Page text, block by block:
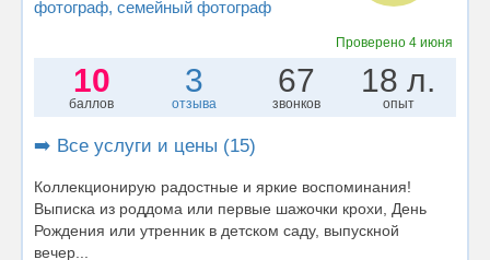
фотограф, семейный фотограф
Проверено 4 июня
10
баллов
3
отзыва
67
звонков
18 л.
опыт
➡️ Все услуги и цены (15)
Коллекционирую радостные и яркие воспоминания!
Выписка из роддома или первые шажочки крохи, День
Рождения или утренник в детском саду, выпускной
вечер...